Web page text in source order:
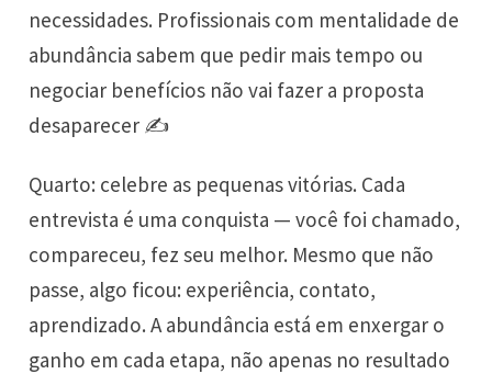
necessidades. Profissionais com mentalidade de
abundância sabem que pedir mais tempo ou
negociar benefícios não vai fazer a proposta
desaparecer ✍️
Quarto: celebre as pequenas vitórias. Cada
entrevista é uma conquista — você foi chamado,
compareceu, fez seu melhor. Mesmo que não
passe, algo ficou: experiência, contato,
aprendizado. A abundância está em enxergar o
ganho em cada etapa, não apenas no resultado